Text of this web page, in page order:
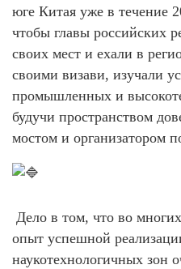
юге Китая уже в течение
чтобы главы российских
своих мест и ехали в
своими визави, изучали
промышленных и
будучи пространством
мостом и организатором
Дело в том, что во
опыт успешной
наукотехнологичных зон